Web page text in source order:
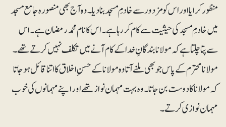
منظور کرایا اور اس کو مزدور سے خادمِ مسجد بنا دیا۔ وہ آج بھی منصورہ جا مع مسجد
میں خادمِ مسجد کی حیثیت سے کام کر رہا ہے ۔اس کا نام محمد رمضان ہے ۔ اس
سے پتا چلتا ہے کہ مولانا بندگانِ خدا کے کام آنے میں تکلف نہیں کرتے تھے۔
مولانا محترم کے پاس جو بھی ملنے آتا وہ مولانا کے حسنِ اخلاق کا اتنا قائل ہو جا تا
کہ مولانا کا دوست بن جاتا ۔ وہ بہت مہمان نواز تھے اور اپنے مہمانوں کی خوب
مہمان نوازی کر تے ۔